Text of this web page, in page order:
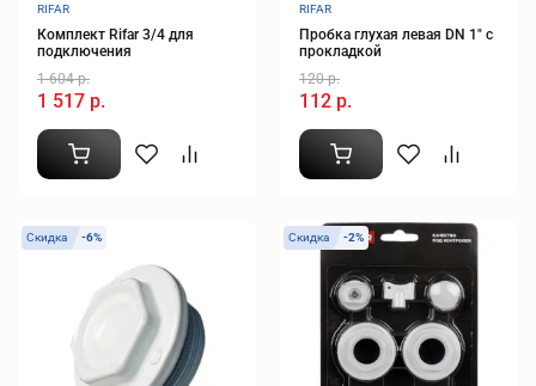
RIFAR
Комплект Rifar 3/4 для
подключения
1 604 р.
1 517 р.
RIFAR
Пробка глухая левая DN 1" с
прокладкой
120 р.
112 р.
Скидка -6% Скидка -2%